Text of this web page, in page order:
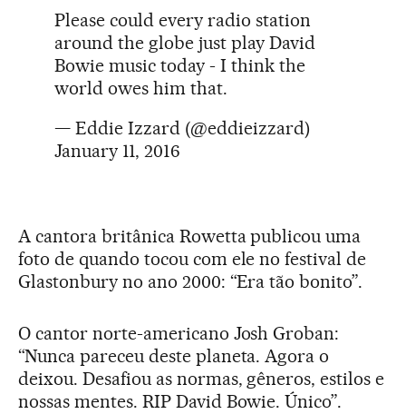
Please could every radio station
around the globe just play David
Bowie music today - I think the
world owes him that.
— Eddie Izzard (@eddieizzard)
January 11, 2016
A cantora britânica Rowetta publicou uma
foto de quando tocou com ele no festival de
Glastonbury no ano 2000: “Era tão bonito”.
O cantor norte-americano Josh Groban:
“Nunca pareceu deste planeta. Agora o
deixou. Desafiou as normas, gêneros, estilos e
nossas mentes. RIP David Bowie. Único”.